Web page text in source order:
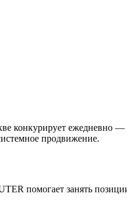
конкурирует ежедневно
продвижение.
помогает занять